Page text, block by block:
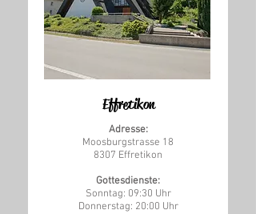
Effretikon
Adresse:
Moosburgstrasse 18
8307 Effretikon
Gottesdienste:
Sonntag: 09:30 Uhr
Donnerstag: 20:00 Uhr